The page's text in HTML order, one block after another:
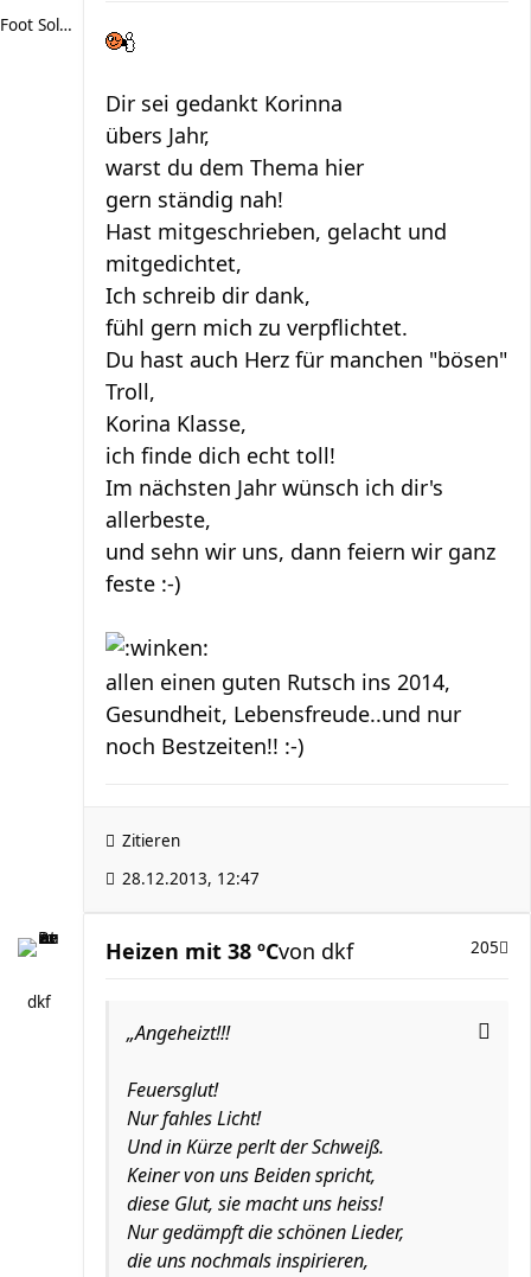
Foot Soldier
Dir sei gedankt Korinna
übers Jahr,
warst du dem Thema hier
gern ständig nah!
Hast mitgeschrieben, gelacht und
mitgedichtet,
Ich schreib dir dank,
fühl gern mich zu verpflichtet.
Du hast auch Herz für manchen "bösen"
Troll,
Korina Klasse,
ich finde dich echt toll!
Im nächsten Jahr wünsch ich dir's
allerbeste,
und sehn wir uns, dann feiern wir ganz
feste :-)
allen einen guten Rutsch ins 2014,
Gesundheit, Lebensfreude..und nur
noch Bestzeiten!! :-)
Zitieren
28.12.2013, 12:47
dkf
Heizen mit 38 ºC 205
von dkf
„Angeheizt!!!
Feuersglut!
Nur fahles Licht!
Und in Kürze perlt der Schweiß.
Keiner von uns Beiden spricht,
diese Glut, sie macht uns heiss!
Nur gedämpft die schönen Lieder,
die uns nochmals inspirieren,